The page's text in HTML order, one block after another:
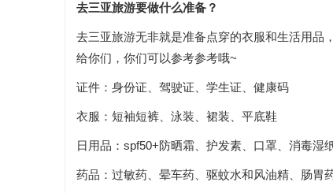
去三亚旅游要做什么准备？
去三亚旅游无非就是准备点穿的衣服和生活用品
给你们，你们可以参考参考哦~
证件：身份证、驾驶证、学生证、健康码
衣服：短袖短裤、泳装、裙装、平底鞋
日用品：spf50+防晒霜、护发素、口罩、消毒湿
药品：过敏药、晕车药、驱蚊水和风油精、肠胃